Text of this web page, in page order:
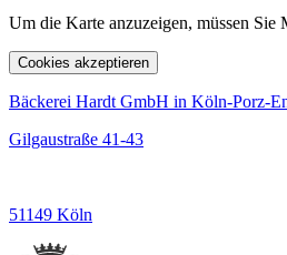
Um die Karte anzuzeigen, müssen Sie
Cookies akzeptieren
Bäckerei Hardt GmbH in Köln-Porz-
Gilgaustraße 41-43
51149 Köln